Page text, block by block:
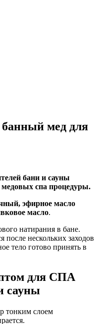
мед для
бани и сауны
спа процедуры.
эфирное масло
масло.
натирания в бане.
после нескольких заходов
тело готово принять в
для СПА
сауны
тонким слоем